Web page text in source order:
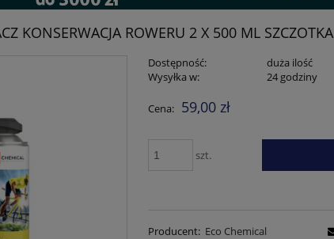
KONSERWACJA ROWERU 2 X 500 ML SZCZOTKA
Dostępność:
duża ilość
Wysyłka w:
24 godziny
Cena: 59,00 zł
szt.
Producent: Eco Chemical